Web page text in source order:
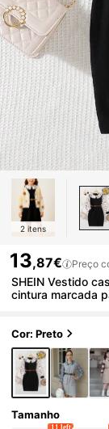
2 itens
13,87€ Preço
SHEIN Vestido
cintura marcada
Cor: Preto
Tamanho
11 left